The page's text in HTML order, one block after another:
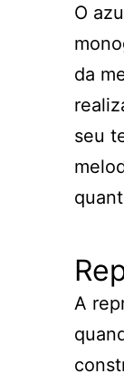
O
da
seu
A